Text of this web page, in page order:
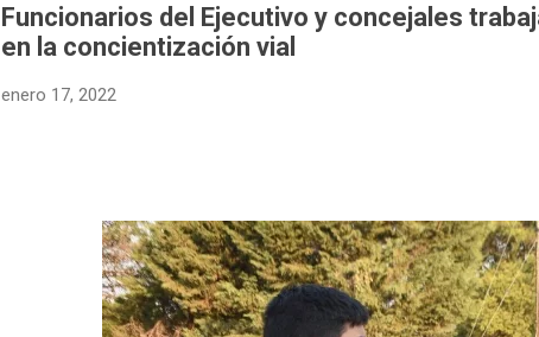
Funcionarios del Ejecutivo y concejales
en la concientización vial
enero 17, 2022